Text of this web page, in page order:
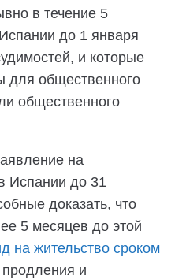
в течение 5
до 1 января
и которые
для общественного
общественного
на
Испании до 31
доказать, что
5 месяцев до этой
на жительство сроком
и